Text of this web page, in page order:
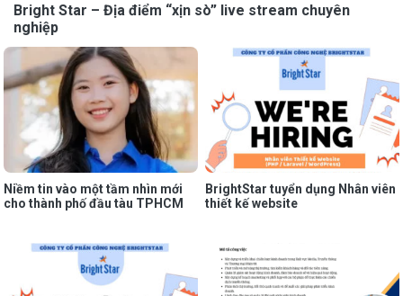
Bright Star – Địa điểm “xịn sò” live stream chuyên
nghiệp
Niềm tin vào một tầm nhìn mới
cho thành phố đầu tàu TPHCM
BrightStar tuyển dụng Nhân viên
thiết kế website